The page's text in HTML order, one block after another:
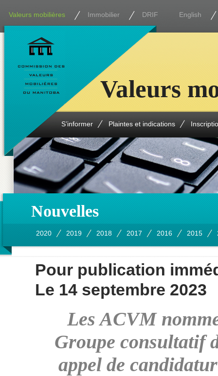
Valeurs mobilières Immobilier DRIF English
S’informer Plaintes et indications
Valeurs
Nouvelles
2020 2019 2018 2017 2016 2015
Pour publication
Le 14 septembre 2023
Les ACVM
Groupe consultatif
appel de